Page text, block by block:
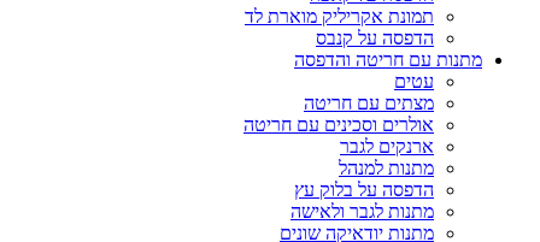
תמונת אקריליק מוארת לד
הדפסה על קנבס
מתנות עם חריטה והדפסה
עטים
מצתים עם חריטה
אולרים וסכינים עם חריטה
ארנקים לגבר
מתנות למנהל
הדפסה על בלוק עץ
מתנות לגבר ולאישה
מתנות יודאיקה שונים